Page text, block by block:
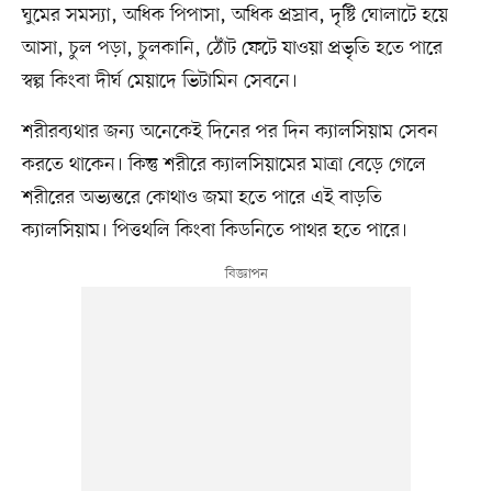
ঘুমের সমস্যা, অধিক পিপাসা, অধিক প্রস্রাব, দৃষ্টি ঘোলাটে হয়ে
আসা, চুল পড়া, চুলকানি, ঠোঁট ফেটে যাওয়া প্রভৃতি হতে পারে
স্বল্প কিংবা দীর্ঘ মেয়াদে ভিটামিন সেবনে।
শরীরব্যথার জন্য অনেকেই দিনের পর দিন ক্যালসিয়াম সেবন
করতে থাকেন। কিন্তু শরীরে ক্যালসিয়ামের মাত্রা বেড়ে গেলে
শরীরের অভ্যন্তরে কোথাও জমা হতে পারে এই বাড়তি
ক্যালসিয়াম। পিত্তথলি কিংবা কিডনিতে পাথর হতে পারে।